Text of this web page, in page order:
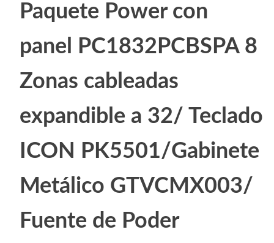
Paquete Power con
panel PC1832PCBSPA 8
Zonas cableadas
expandible a 32/ Teclado
ICON PK5501/Gabinete
Metálico GTVCMX003/
Fuente de Poder